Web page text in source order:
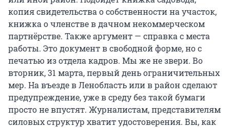
копия свидетельства о собственности на участок,
книжка о членстве в дачном некоммерческом
партнёрстве. Также аргумент — справка с места
работы. Это документ в свободной форме, но с
печатью из отдела кадров. Мы же не звери. Во
вторник, 31 марта, первый день ограничительных
мер. На въезде в Ленобласть или в район сделают
предупреждение, уже в среду без такой бумаги
просто не впустят. Журналистам, представителям
силовых структур хватит удостоверения. Вы, как